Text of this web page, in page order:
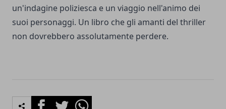
un'indagine poliziesca e un viaggio nell'animo dei
suoi personaggi. Un libro che gli amanti del thriller
non dovrebbero assolutamente perdere.
FacebookTwitterWhatsapp